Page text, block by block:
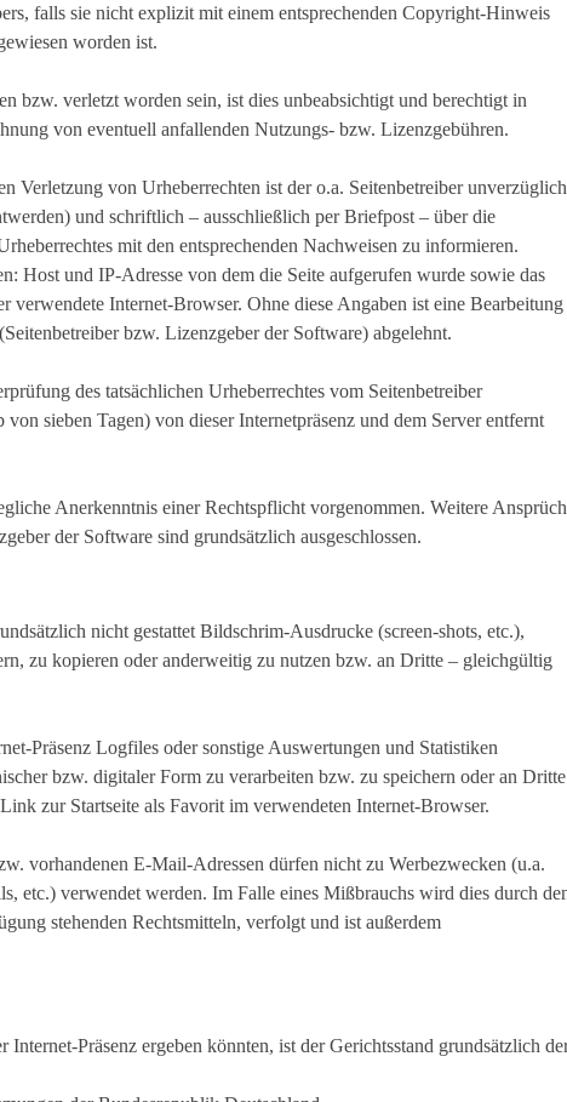
falls sie nicht explizit mit einem entsprechenden Copyright-Hinweis
worden ist.
bzw. verletzt worden sein, ist dies unbeabsichtigt und berechtigt in
von eventuell anfallenden Nutzungs- bzw. Lizenzgebühren.
Verletzung von Urheberrechten ist der o.a. Seitenbetreiber unverzüglich
und schriftlich – ausschließlich per Briefpost – über die
mit den entsprechenden Nachweisen zu informieren.
Host und IP-Adresse von dem die Seite aufgerufen wurde sowie das
verwendete Internet-Browser. Ohne diese Angaben ist eine Bearbeitung
bzw. Lizenzgeber der Software) abgelehnt.
des tatsächlichen Urheberrechtes vom Seitenbetreiber
sieben Tagen) von dieser Internetpräsenz und dem Server entfernt
Anerkenntnis einer Rechtspflicht vorgenommen. Weitere
der Software sind grundsätzlich ausgeschlossen.
nicht gestattet Bildschrim-Ausdrucke (screen-shots, etc.),
zu kopieren oder anderweitig zu nutzen bzw. an Dritte – gleichgültig
Präsenz Logfiles oder sonstige Auswertungen und Statistiken
bzw. digitaler Form zu verarbeiten bzw. zu speichern oder an Dritte
zur Startseite als Favorit im verwendeten Internet-Browser.
vorhandenen E-Mail-Adressen dürfen nicht zu Werbezwecken (u.a.
etc.) verwendet werden. Im Falle eines Mißbrauchs wird dies durch
stehenden Rechtsmitteln, verfolgt und ist außerdem
Präsenz ergeben könnten, ist der Gerichtsstand grundsätzlich